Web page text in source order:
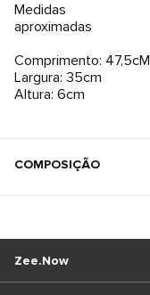
Medidas
aproximadas
Comprimento: 47,5cM
Largura: 35cm
Altura: 6cm
COMPOSIÇÃO
Zee.Now